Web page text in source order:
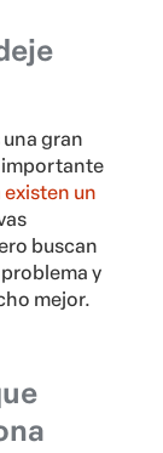
gran
importante
existen un
buscan
y
mejor.